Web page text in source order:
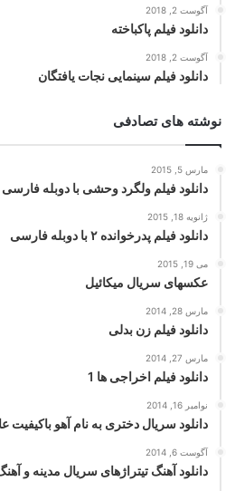
آگوست 2, 2018
دانلود فیلم پاکباخته
آگوست 2, 2018
دانلود فیلم سینمایی نجات یافتگان
نوشته های تصادفی
مارس 5, 2015
دانلود فیلم ولگرد وحشی با دوبله فارسی
ژانویه 18, 2015
دانلود فیلم پدرخوانده ۲ با دوبله فارسی
می 19, 2015
عکسهای سریال میکائیل
مارس 28, 2014
دانلود فیلم زن بدلی
مارس 27, 2014
دانلود فیلم اخراجی ها 1
نوامبر 16, 2014
دانلود سریال دختری به نام آهو باکیفیت
آگوست 6, 2014
دانلود آهنگ تیتراژهای سریال مدینه و